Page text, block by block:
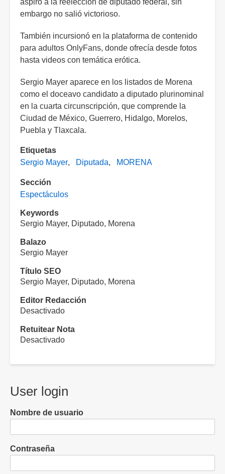
aspiró a la reelección de diputado federal, sin
embargo no salió victorioso.
También incursionó en la plataforma de contenido
para adultos OnlyFans, donde ofrecía desde fotos
hasta videos con temática erótica.
Sergio Mayer aparece en los listados de Morena
como el doceavo candidato a diputado plurinominal
en la cuarta circunscripción, que comprende la
Ciudad de México, Guerrero, Hidalgo, Morelos,
Puebla y Tlaxcala.
Etiquetas
Sergio Mayer
Diputada MORENA
Sección
Espectáculos
Keywords
Sergio Mayer, Diputado, Morena
Balazo
Sergio Mayer
Título SEO
Sergio Mayer, Diputado, Morena
Editor Redacción
Desactivado
Retuitear Nota
Desactivado
User login
Nombre de usuario
Contraseña